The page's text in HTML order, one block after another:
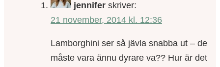
jennifer skriver:
21 november, 2014 kl. 12:36
Lamborghini ser så jävla snabba ut – de
måste vara ännu dyrare va?? Hur är det